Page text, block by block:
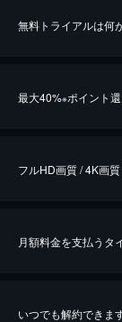
無料トライアルは何
最大40%※ポイント
※40％ポイント還元の対
フルHD画質 / 4K画質
月額料金を支払うタ
いつでも解約できま